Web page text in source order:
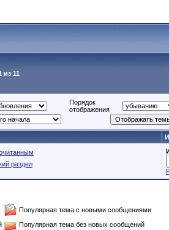
из 11
Порядок
отображения
раздел
Популярная тема с новыми сообщениями
Популярная тема без новых сообщений